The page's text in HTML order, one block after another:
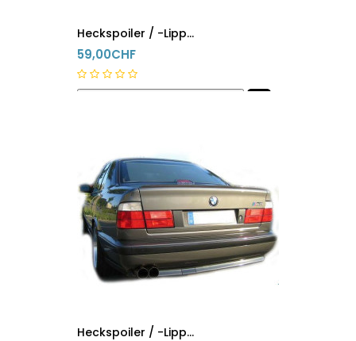
Heckspoiler / -Lippe BMW 3er M3 E92
59,00CHF
Heckspoiler / -Lippe BMW 5er M5 E34